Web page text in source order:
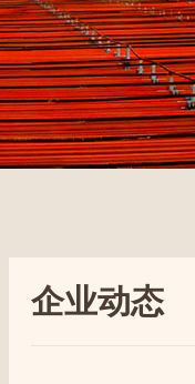
企业动态